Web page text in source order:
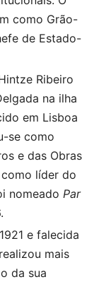
como Grão-
de Estado-
Ribeiro
na ilha
em Lisboa
se como
e das Obras
líder do
nomeado Par
e falecida
mais
da sua